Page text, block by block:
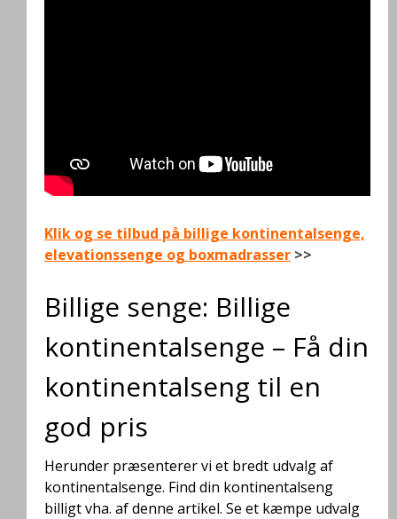
Klik og se tilbud på billige kontinentalsenge,
elevationssenge og boxmadrasser >>
Billige senge: Billige
kontinentalsenge – Få din
kontinentalseng til en
god pris
Herunder præsenterer vi et bredt udvalg af
kontinentalsenge. Find din kontinentalseng
billigt vha. af denne artikel. Se et kæmpe udvalg